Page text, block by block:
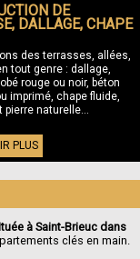
DE
DALLAGE, CHAPE
des terrasses, allées,
tout genre : dallage,
rouge ou noir, béton
imprimé, chape fluide,
naturelle...
PLUS
à Saint-Brieuc dans
clés en main.